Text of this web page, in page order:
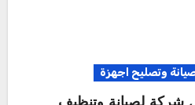
وتصليح اجهزة